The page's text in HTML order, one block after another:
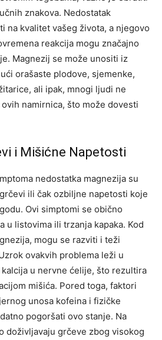
znakova. Nedostatak
na kvalitet vašeg života, a njegovo
reakcija mogu značajno
Magnezij se može unositi iz
orašaste plodove, sjemenke,
ali ipak, mnogi ljudi ne
namirnica, što može dovesti
i Mišićne Napetosti
nedostatka magnezija su
ili čak ozbiljne napetosti koje
Ovi simptomi se obično
u listovima ili trzanja kapaka. Kod
mogu se razviti i teži
ovakvih problema leži u
u nervne ćelije, što rezultira
mišića. Pored toga, faktori
unosa kofeina i fizičke
pogoršati ovo stanje. Na
doživljavaju grčeve zbog visokog